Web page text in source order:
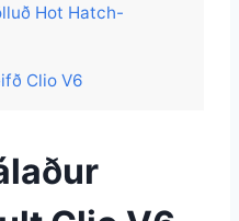
Hot Hatch-
Clio V6